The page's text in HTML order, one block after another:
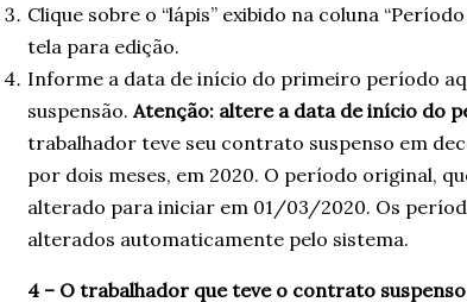
Clique sobre o “lápis” exibido na coluna
tela para edição.
Informe a data de início do primeiro período
suspensão. Atenção: altere a data de início do
trabalhador teve seu contrato suspenso em
por dois meses, em 2020. O período original,
alterado para iniciar em 01/03/2020. Os
alterados automaticamente pelo sistema.
4 – O trabalhador que teve o contrato